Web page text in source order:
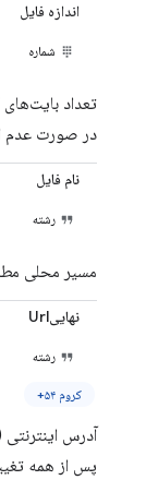
اندازه فایل
شماره
در صورت عدم
نام فایل
رشته
مسیر محلی
نهاییUrl
رشته
کروم ۵۴+
پس از همه